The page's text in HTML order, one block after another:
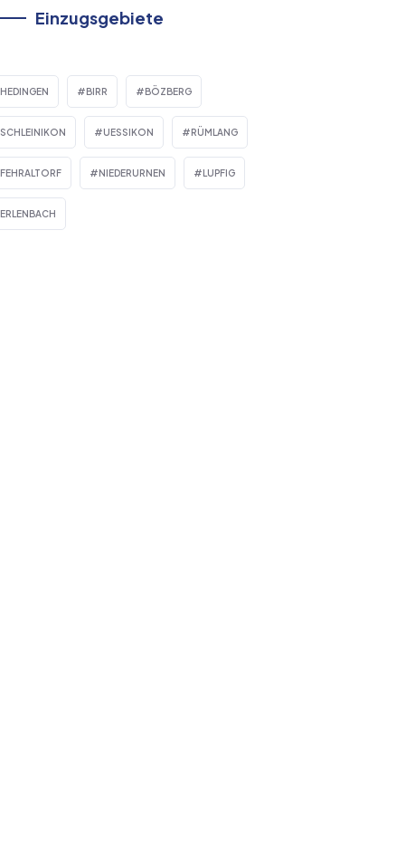
Einzugsgebiete
HEDINGEN BIRR BÖZBERG
SCHLEINIKON UESSIKON RÜMLANG
FEHRALTORF NIEDERURNEN LUPFIG
ERLENBACH